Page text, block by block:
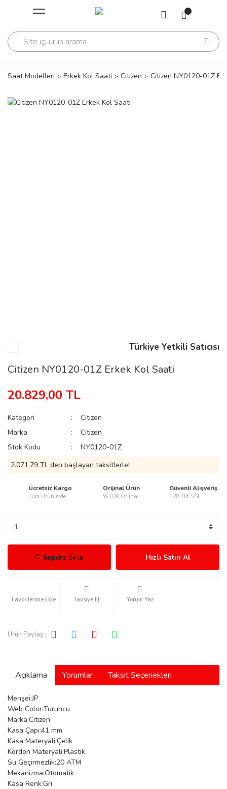
Geri Dön
Manoir
Geri Dön
Saat Modelleri Erkek Kol Saati Citizen Citizen NY0120-01Z
Türkiye Yetkili Satıcısı
Citizen NY0120-01Z Erkek Kol Saati
20.829,00 TL
Kategori
Citizen
Marka
Citizen
Stok Kodu
NY0120-01Z
2.071,79 TL den başlayan taksitlerle!
Ücretsiz Kargo
Tüm Ürünlerde
Orijinal Ürün
%100 Orjinal
Güvenli Alışveriş
128 Bit SSL
Sepete Ekle Hızlı Satın Al
Tavsiye Et Yorum Yaz
Ürün Paylaş :
Açıklama Yorumlar Taksit Seçenekleri
Menşei:JP
Web Color:Turuncu
Marka:Citizen
Kasa Çapı:41 mm
Kasa Materyali:Çelik
Kordon Materyali:Plastik
Su Geçirmezlik:20 ATM
Mekanizma:Otomatik
Kasa Renk:Gri